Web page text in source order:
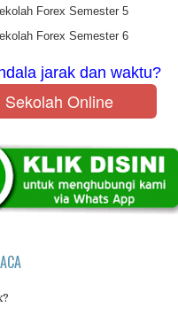
Forex Semester 5
Forex Semester 6
jarak dan waktu?
Sekolah Online